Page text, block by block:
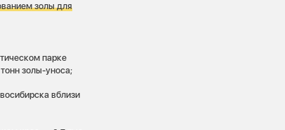
золы для
парке
золы-уноса;
вблизи